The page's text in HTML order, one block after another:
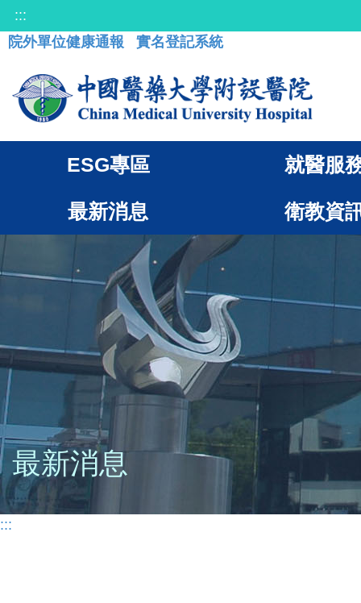
:::
院外單位健康通報
實名登記系統
ESG專區 就醫服
最新消息 衛教資
最新消息
:::